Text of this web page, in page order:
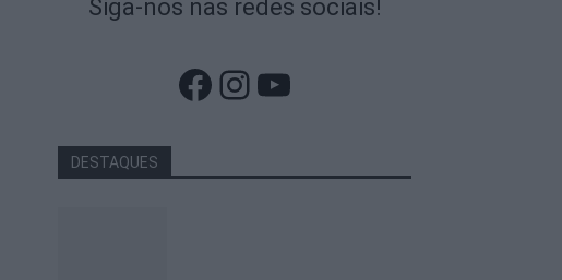
Siga-nos nas redes sociais!
Facebook
Instagram
YouTube
DESTAQUES